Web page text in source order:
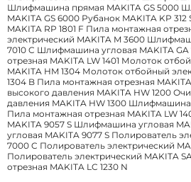
Шлифмашина прямая MAKITA GS 5000
MAKITA GS 6000 Рубанок MAKITA KP
MAKITA RP 1801 F Пила монтажная
электрический MAKITA M 3600
7010 C Шлифмашина угловая MAKITA
отрезная MAKITA LW 1401 Молоток
MAKITA HM 1304 Молоток отбойный
1304 B Пила монтажная отрезная
высокого давления MAKITA HW 1200
давления MAKITA HW 1300 Шлифмашина
Пила монтажная отрезная MAKITA LW
MAKITA 9057 S Шлифмашина угловая
угловая MAKITA 9077 S Полирователь
7000 C Полирователь электрический
Полирователь электрический MAKITA
отрезная MAKITA LC 1230 N